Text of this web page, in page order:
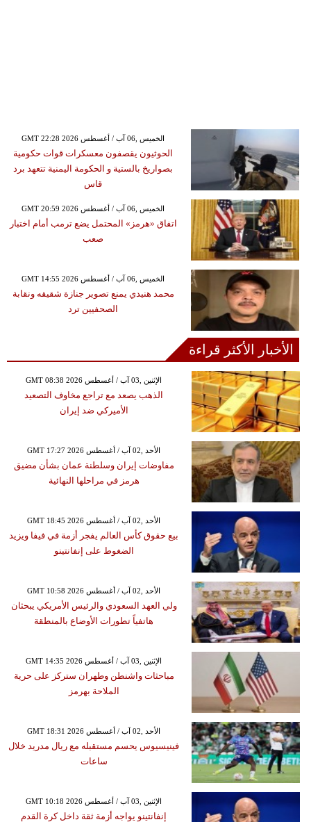
GMT 22:28 2026 الخميس ,06 آب / أغسطس
الحوثيون يقصفون معسكرات قوات حكومية
بصواريخ بالستية و الحكومة اليمنية تتعهد برد
قاس
GMT 20:59 2026 الخميس ,06 آب / أغسطس
اتفاق «هرمز» المحتمل يضع ترمب أمام اختبار
صعب
GMT 14:55 2026 الخميس ,06 آب / أغسطس
محمد هنيدي يمنع تصوير جنازة شقيقه ونقابة
الصحفيين ترد
الأخبار الأكثر قراءة
GMT 08:38 2026 الإثنين ,03 آب / أغسطس
الذهب يصعد مع تراجع مخاوف التصعيد
الأميركي ضد إيران
GMT 17:27 2026 الأحد ,02 آب / أغسطس
مفاوضات إيران وسلطنة عمان بشأن مضيق
هرمز في مراحلها النهائية
GMT 18:45 2026 الأحد ,02 آب / أغسطس
بيع حقوق كأس العالم يفجر أزمة في فيفا ويزيد
الضغوط على إنفانتينو
GMT 10:58 2026 الأحد ,02 آب / أغسطس
ولي العهد السعودي والرئيس الأمريكي يبحثان
هاتفياً تطورات الأوضاع بالمنطقة
GMT 14:35 2026 الإثنين ,03 آب / أغسطس
مباحثات واشنطن وطهران ستركز على حرية
الملاحة بهرمز
GMT 18:31 2026 الأحد ,02 آب / أغسطس
فينيسيوس يحسم مستقبله مع ريال مدريد خلال
ساعات
GMT 10:18 2026 الإثنين ,03 آب / أغسطس
إنفانتينو يواجه أزمة ثقة داخل كرة القدم